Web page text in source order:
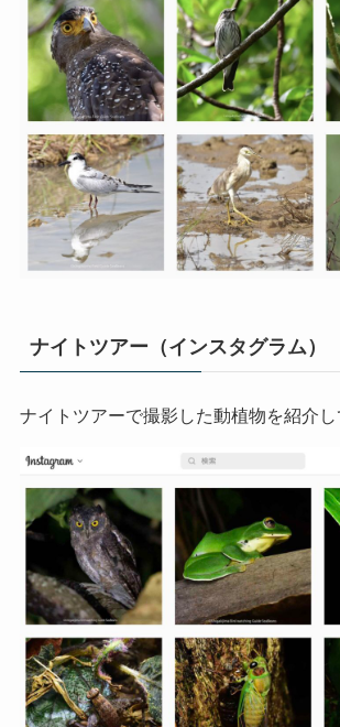
ナイトツアー（インスタグラム）
ナイトツアーで撮影した動植物を紹介し